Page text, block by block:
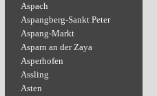
Aspach
Aspangberg-Sankt Peter
Aspang-Markt
Asparn an der Zaya
Asperhofen
Assling
Asten